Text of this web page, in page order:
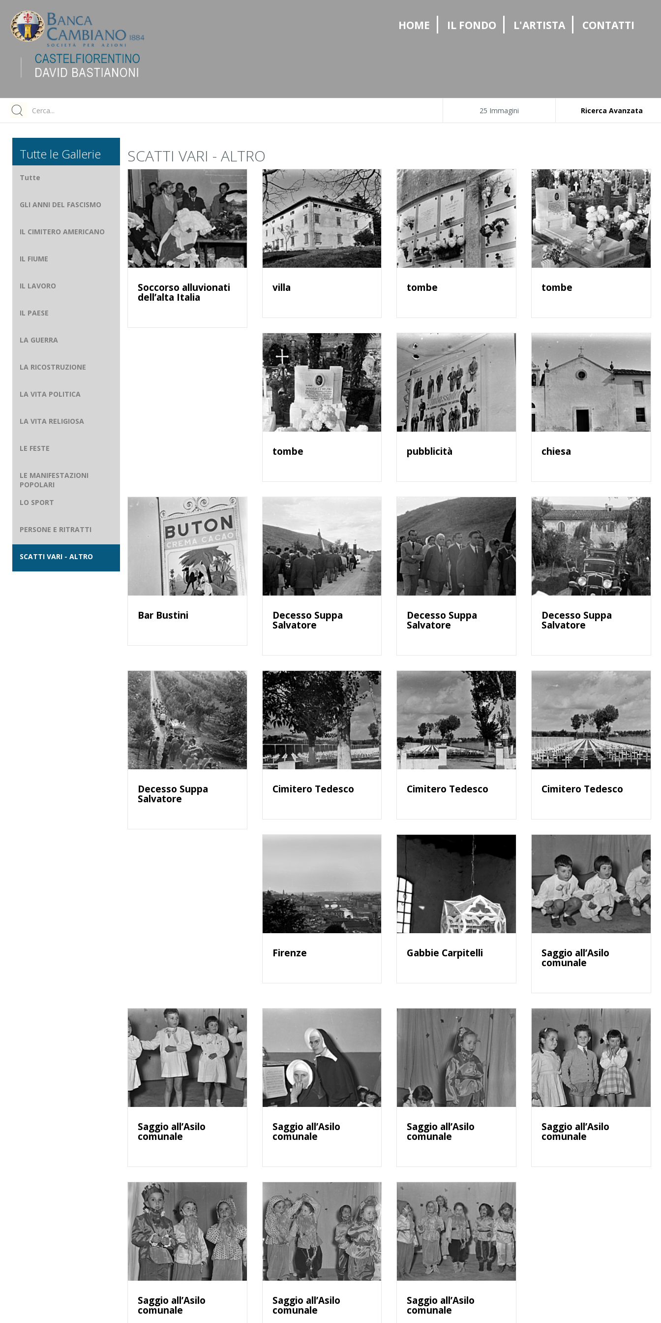
HOME | IL FONDO | L'ARTISTA | CONTATTI
25 Immagini Ricerca Avanzata
Tutte le Gallerie
Tutte
GLI ANNI DEL FASCISMO
IL CIMITERO AMERICANO
IL FIUME
IL LAVORO
IL PAESE
LA GUERRA
LA RICOSTRUZIONE
LA VITA POLITICA
LA VITA RELIGIOSA
LE FESTE
LE MANIFESTAZIONI
POPOLARI
LO SPORT
PERSONE E RITRATTI
SCATTI VARI - ALTRO
SCATTI VARI - ALTRO
Soccorso alluvionati
dell’alta Italia
villa tombe tombe
tombe pubblicità chiesa
Bar Bustini Decesso Suppa
Salvatore
Decesso Suppa
Salvatore
Decesso Suppa
Salvatore
Decesso Suppa
Salvatore
Cimitero Tedesco Cimitero Tedesco Cimitero Tedesco
Firenze Gabbie Carpitelli Saggio all’Asilo
comunale
Saggio all’Asilo
comunale
Saggio all’Asilo
comunale
Saggio all’Asilo
comunale
Saggio all’Asilo
comunale
Saggio all’Asilo
comunale
Saggio all’Asilo
comunale
Saggio all’Asilo
comunale